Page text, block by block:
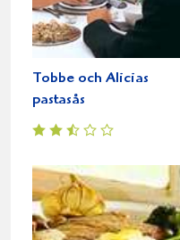
Tobbe och Alicias
pastasås